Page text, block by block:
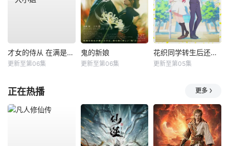
才女的侍从 在满是高岭之花的贵族学校暗中照顾（毫无生活自理能力的）学院第一大小姐
更新至第06集
鬼的新娘
更新至第06集
花织同学转生后还是想干架
更新至第05集
正在热播 更多